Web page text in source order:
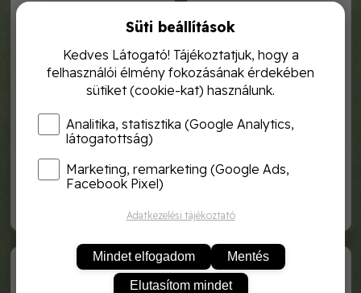
249 990,-
hecht 8615 seprőgép
000861 a - tolólap "h8616,
h8161e, h8616se"
008101A
Süti beállítások
Kedves Látogató! Tájékoztatjuk, hogy a
felhasználói élmény fokozásának érdekében
sütiket (cookie-kat) használunk.
Analitika, statisztika (Google Analytics,
látogatottság)
Marketing, remarketing (Google Ads,
Facebook Pixel)
Adatkezelési tájékoztató
Mindet elfogadom Mentés
Elutasítom mindet